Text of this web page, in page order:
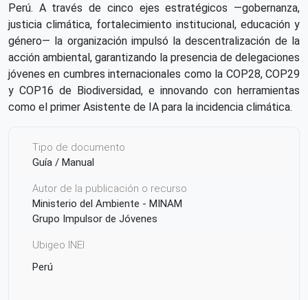
Perú. A través de cinco ejes estratégicos —gobernanza,
justicia climática, fortalecimiento institucional, educación y
género— la organización impulsó la descentralización de la
acción ambiental, garantizando la presencia de delegaciones
jóvenes en cumbres internacionales como la COP28, COP29
y COP16 de Biodiversidad, e innovando con herramientas
como el primer Asistente de IA para la incidencia climática.
Tipo de documento
Guía / Manual
Autor de la publicación o recurso
Ministerio del Ambiente - MINAM
Grupo Impulsor de Jóvenes
Ubigeo INEI
Perú